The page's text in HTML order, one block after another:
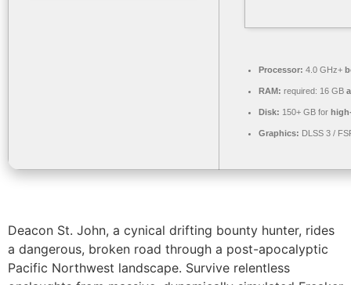
Processor: 4.0 GHz+
RAM: required: 16 GB
Disk: 150+ GB for
Graphics: DLSS 3 /
Deacon St. John, a cynical drifting bounty hunter, rides
a dangerous, broken road through a post-apocalyptic
Pacific Northwest landscape. Survive relentless